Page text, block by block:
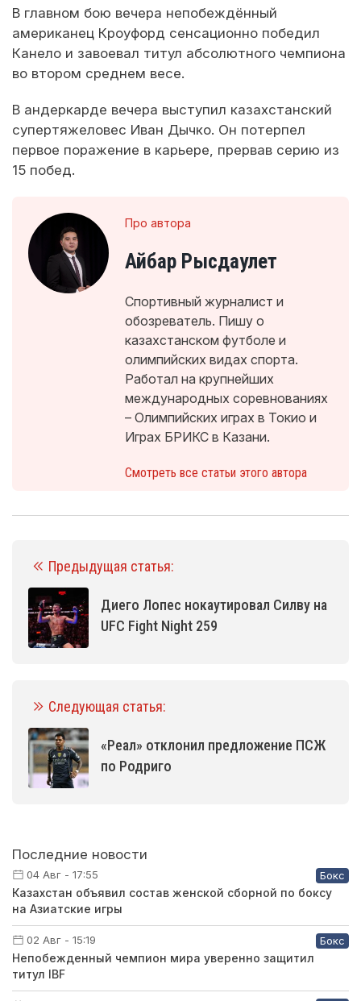
В главном бою вечера непобеждённый
американец Кроуфорд сенсационно победил
Канело и завоевал титул абсолютного чемпиона
во втором среднем весе.
В андеркарде вечера выступил казахстанский
супертяжеловес Иван Дычко. Он потерпел
первое поражение в карьере, прервав серию из
15 побед.
Про автора
Айбар Рысдаулет
Спортивный журналист и
обозреватель. Пишу о
казахстанском футболе и
олимпийских видах спорта.
Работал на крупнейших
международных соревнованиях
– Олимпийских играх в Токио и
Играх БРИКС в Казани.
Смотреть все статьи этого автора
Предыдущая статья:
Диего Лопес нокаутировал Силву на
UFC Fight Night 259
Следующая статья:
«Реал» отклонил предложение ПСЖ
по Родриго
Последние новости
04 Авг - 17:55 Бокс
Казахстан объявил состав женской сборной по боксу
на Азиатские игры
02 Авг - 15:19 Бокс
Непобежденный чемпион мира уверенно защитил
титул IBF